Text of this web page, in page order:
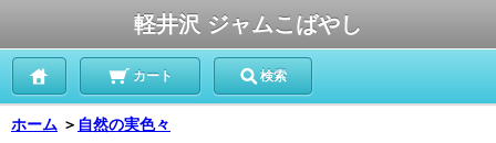
軽井沢 ジャムこばやし
カート 検索
ホーム ＞ 自然の実色々